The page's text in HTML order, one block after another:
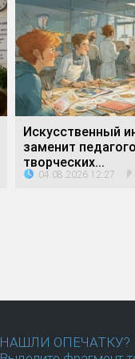
Искусственный
заменит
творческих...
04.08.2026 12:27
НАШЛИ ОПЕЧАТКУ?